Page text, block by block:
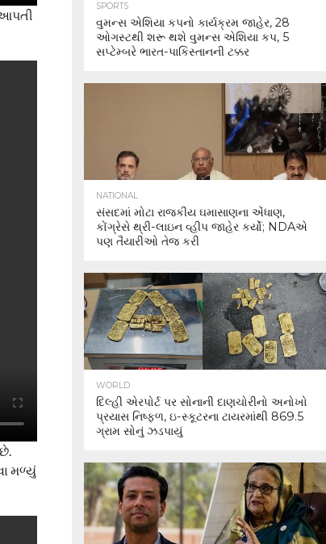
આપતી
મળ્યું
SPORTS
વુમન્સ એશિયા કપનો કાર્યક્રમ જાહેર, 28
ઓગસ્ટથી શરૂ થશે વુમન્સ એશિયા કપ, 5
સપ્ટેમ્બરે ભારત-પાકિસ્તાનની ટક્કર
NATIONAL
સંસદમાં મોટા રાજકીય ઘમાસાણના એંધાણ,
કોંગ્રેસે થ્રી-લાઇન વ્હીપ જાહેર કર્યો; NDAએ
પણ તૈયારીઓ તેજ કરી
WORLD
દિલ્હી એરપોર્ટ પર સોનાની દાણચોરીનો અનોખો
પ્રયાસ નિષ્ફળ, ઇ-સ્કૂટરના ટાયરમાંથી 869.5
ગ્રામ સોનું ઝડપાયું